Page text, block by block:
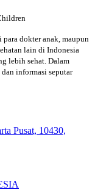
dokter anak, maupun
lain di Indonesia
lebih sehat. Dalam
informasi seputar
Pusat, 10430,